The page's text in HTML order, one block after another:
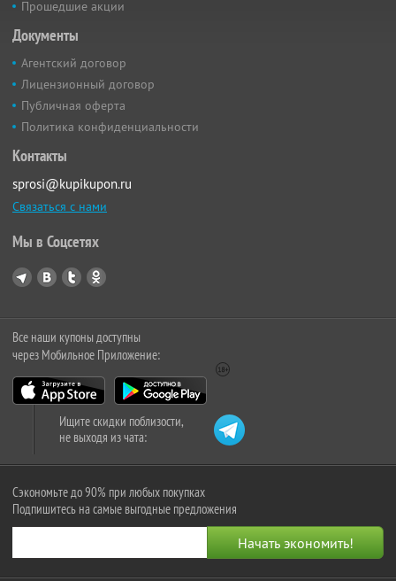
Прошедшие акции
Документы
Агентский договор
Лицензионный договор
Публичная оферта
Политика конфиденциальности
Контакты
sprosi@kupikupon.ru
Связаться с нами
Мы в Соцсетях
Все наши купоны доступны
через Мобильное Приложение:
Ищите скидки поблизости,
не выходя из чата:
Сэкономьте до 90% при любых покупках
Подпишитесь на самые выгодные предложения